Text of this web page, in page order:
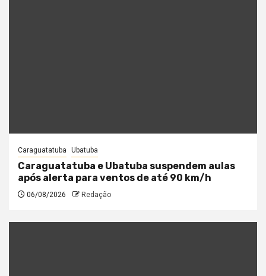
Caraguatatuba Ubatuba
Caraguatatuba e Ubatuba suspendem aulas
após alerta para ventos de até 90 km/h
06/08/2026 Redação